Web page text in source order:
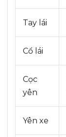
Tay lái
Cổ lái
Cọc
yên
Yên xe